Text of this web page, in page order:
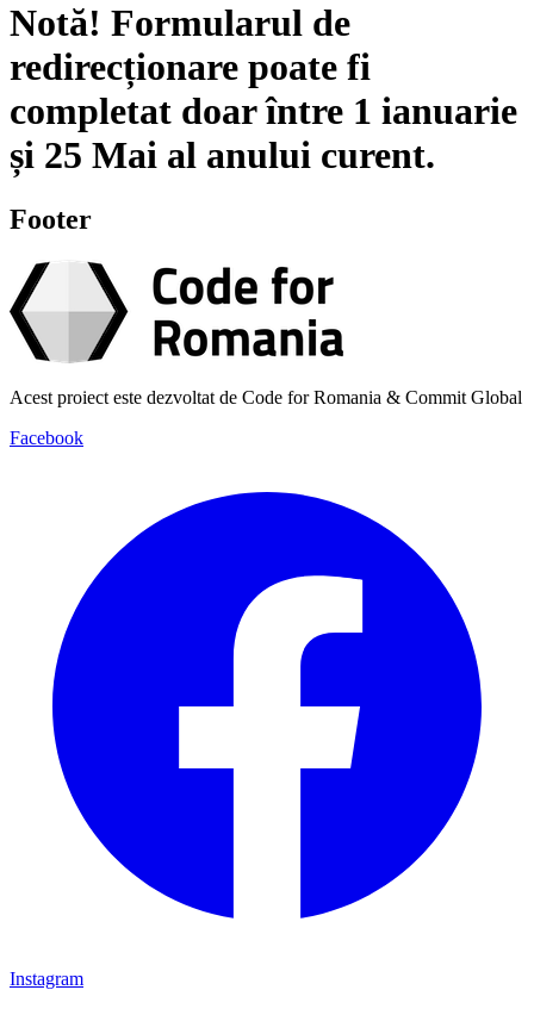
Notă! Formularul de
redirecționare poate fi
completat doar între 1 ianuarie
și 25 Mai al anului curent.
Footer
Acest proiect este dezvoltat de Code for Romania & Commit Global
Facebook
Instagram